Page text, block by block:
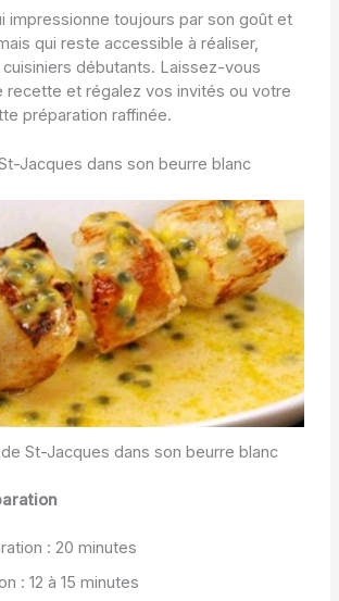
impressionne toujours par son goût et
qui reste accessible à réaliser,
débutants. Laissez-vous
recette et régalez vos invités ou votre
préparation raffinée.
Jacques dans son beurre blanc
St-Jacques dans son beurre blanc
: 20 minutes
: 12 à 15 minutes